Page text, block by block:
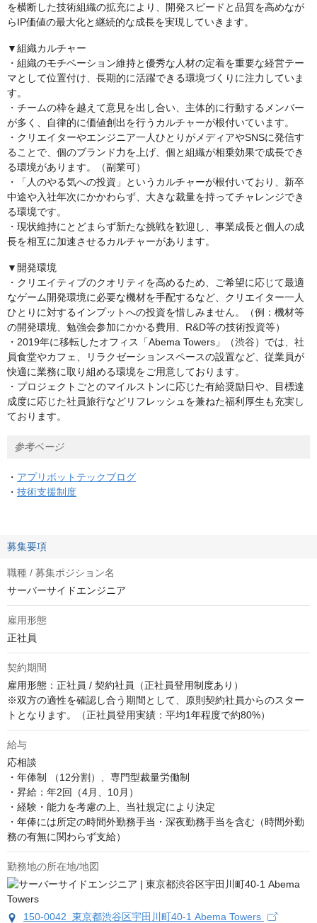
を横断した技術組織の拡充により、開発スピードと品質を高めなが
らIP価値の最大化と継続的な成長を実現していきます。
▼組織カルチャー
・組織のモチベーション維持と優秀な人材の定着を重要な経営テー
マとして位置付け、長期的に活躍できる環境づくりに注力していま
す。
・チームの枠を越えて意見を出し合い、主体的に行動するメンバー
が多く、自律的に価値創出を行うカルチャーが根付いています。
・クリエイターやエンジニア一人ひとりがメディアやSNSに発信す
ることで、個のブランド力を上げ、個と組織が相乗効果で成長でき
る環境があります。（副業可）
・「人のやる気への投資」というカルチャーが根付いており、新卒
中途や入社年次にかかわらず、大きな裁量を持ってチャレンジでき
る環境です。
・現状維持にとどまらず新たな挑戦を歓迎し、事業成長と個人の成
長を相互に加速させるカルチャーがあります。
▼開発環境
・クリエイティブのクオリティを高めるため、ご希望に応じて最適
なゲーム開発環境に必要な機材を手配するなど、クリエイター一人
ひとりに対するインプットへの投資を惜しみません。（例：機材等
の開発環境、勉強会参加にかかる費用、R&D等の技術投資等）
・2019年に移転したオフィス「Abema Towers」（渋谷）では、社
員食堂やカフェ、リラクゼーションスペースの設置など、従業員が
快適に業務に取り組める環境をご用意しております。
・プロジェクトごとのマイルストンに応じた有給奨励日や、目標達
成度に応じた社員旅行などリフレッシュを兼ねた福利厚生も充実し
ております。
参考ページ
・ アプリボットテックブログ
・ 技術支援制度
募集要項
職種 / 募集ポジション名
サーバーサイドエンジニア
雇用形態
正社員
契約期間
雇用形態：正社員 / 契約社員（正社員登用制度あり）
※双方の適性を確認し合う期間として、原則契約社員からのスター
トとなります。（正社員登用実績：平均1年程度で約80%）
給与
応相談
・年俸制 （12分割）、専門型裁量労働制
・昇給：年2回（4月、10月）
・経験・能力を考慮の上、当社規定により決定
・年俸には所定の時間外勤務手当・深夜勤務手当を含む（時間外勤
務の有無に関わらず支給）
勤務地の所在地/地図
150-0042 東京都渋谷区宇田川町40-1 Abema Towers